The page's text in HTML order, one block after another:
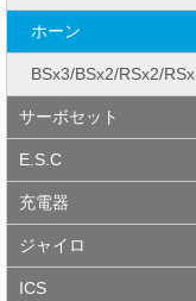
ホーン
BSx3/BSx2/RSx2/RSx
サーボセット
E.S.C
充電器
ジャイロ
ICS